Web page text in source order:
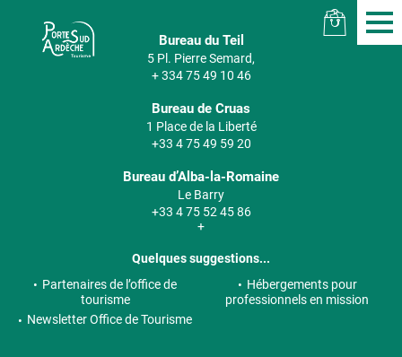
Bureau du Teil
5 Pl. Pierre Semard,
+ 334 75 49 10 46
Bureau de Cruas
1 Place de la Liberté
+33 4 75 49 59 20
Bureau d’Alba-la-Romaine
Le Barry
+33 4 75 52 45 86
+
Quelques suggestions...
Partenaires de l’office de
tourisme
Hébergements pour
professionnels en mission
Newsletter Office de Tourisme